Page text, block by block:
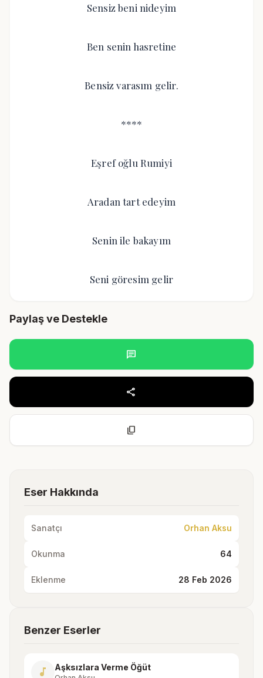
Sensiz beni nideyim
Ben senin hasretine
Bensiz varasım gelir.
****
Eşref oğlu Rumiyi
Aradan tart edeyim
Senin ile bakayım
Seni göresim gelir
Paylaş ve Destekle
chat
share
content_copy
Eser Hakkında
Sanatçı Orhan Aksu
Okunma 64
Eklenme 28 Feb 2026
Benzer Eserler
music_note Aşksızlara Verme Öğüt